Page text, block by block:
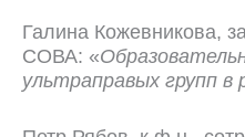
Галина Кожевникова,
СОВА: «
ультраправых групп в